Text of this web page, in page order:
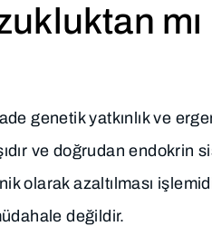
mı
genetik yatkınlık ve
ve doğrudan endokrin
olarak azaltılması
değildir.